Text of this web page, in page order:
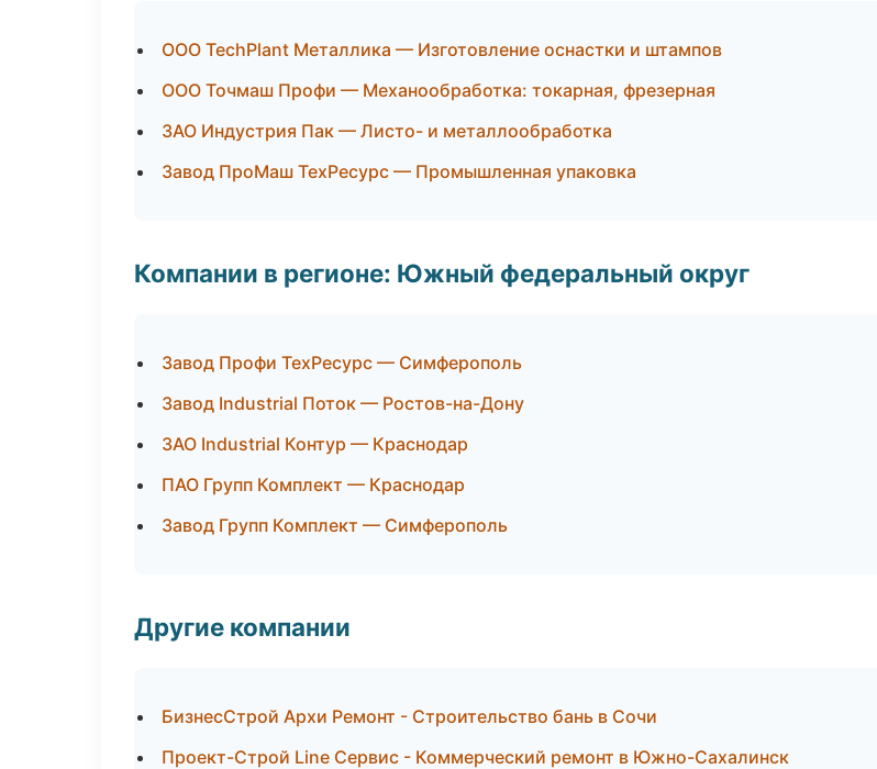
ООО TechPlant Металлика — Изготовление оснастки и штампов
ООО Точмаш Профи — Механообработка: токарная, фрезерная
ЗАО Индустрия Пак — Листо- и металлообработка
Завод ПроМаш ТехРесурс — Промышленная упаковка
Компании в регионе: Южный федеральный округ
Завод Профи ТехРесурс — Симферополь
Завод Industrial Поток — Ростов-на-Дону
ЗАО Industrial Контур — Краснодар
ПАО Групп Комплект — Краснодар
Завод Групп Комплект — Симферополь
Другие компании
БизнесСтрой Архи Ремонт - Строительство бань в Сочи
Проект-Строй Line Сервис - Коммерческий ремонт в Южно-Сахалинск